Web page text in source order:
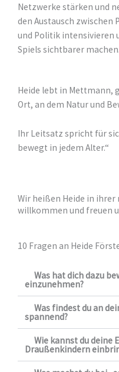
Netzwerke stärken und
den Austausch zwischen
und Politik intensivieren
Spiels sichtbarer machen.
Heide lebt in Mettmann,
Ort, an dem Natur und
Ihr Leitsatz spricht für
bewegt in jedem Alter.“
Wir heißen Heide in
willkommen und freuen
10 Fragen an Heide
Was hat dich dazu
einzunehmen?
Was findest du an
spannend?
Wie kannst du deine
Draußenkindern